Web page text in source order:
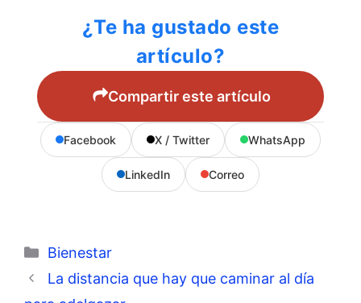
¿Te ha gustado este
artículo?
Compartir este artículo
Facebook X / Twitter WhatsApp
LinkedIn Correo
Categorías
Bienestar
La distancia que hay que caminar al día